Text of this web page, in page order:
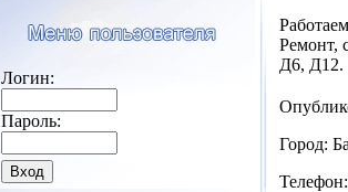
Логин:
Пароль:
Ремонт,
Д6, Д12.
Город: